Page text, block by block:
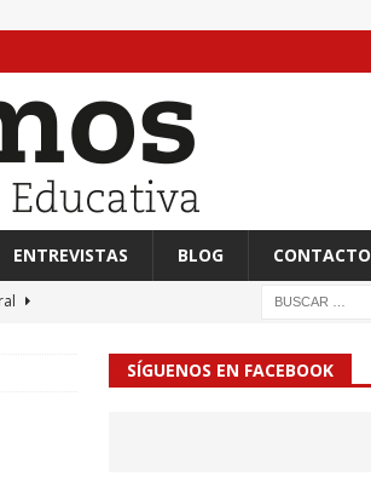
ENTREVISTAS BLOG CONTACTO
SÍGUENOS EN FACEBOOK